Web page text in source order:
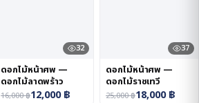
32
ดอกไม้หน้าศพ —
ดอกไม้ลาดพร้าว
16,000฿12,000฿
37
ดอกไม้หน้าศพ —
ดอกไม้ราชเทวี
25,000฿18,000฿